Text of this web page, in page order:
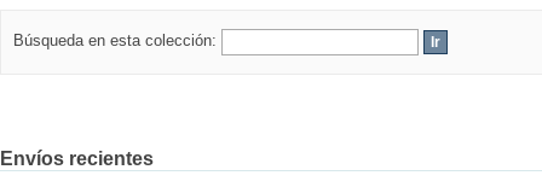
Búsqueda en esta colección:
Envíos recientes